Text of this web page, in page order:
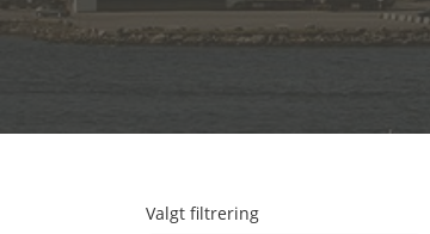
Valgt filtrering